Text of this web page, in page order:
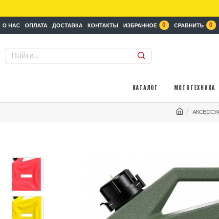
О НАС ОПЛАТА ДОСТАВКА КОНТАКТЫ ИЗБРАННОЕ 0 СРАВНИТЬ 0
КАТАЛОГ МОТОТЕХНИКА